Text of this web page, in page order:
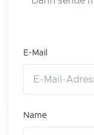
E-Mail
Name